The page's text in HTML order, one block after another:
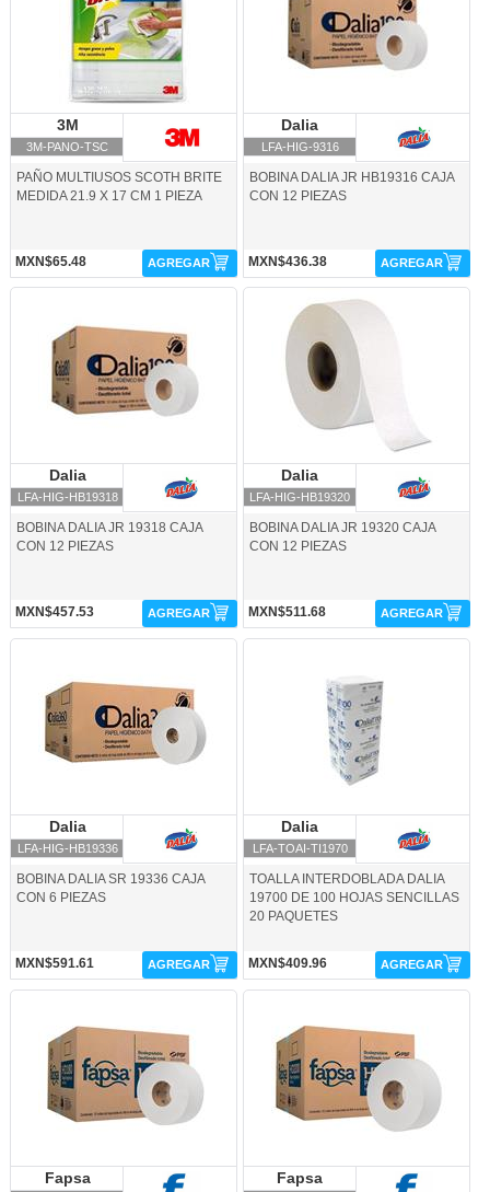
3M
3M-PANO-TSC
PAÑO MULTIUSOS SCOTH BRITE
MEDIDA 21.9 X 17 CM 1 PIEZA
MXN$65.48 AGREGAR
Dalia
LFA-HIG-9316
BOBINA DALIA JR HB19316 CAJA
CON 12 PIEZAS
MXN$436.38 AGREGAR
Dalia
LFA-HIG-HB19318
BOBINA DALIA JR 19318 CAJA
CON 12 PIEZAS
MXN$457.53 AGREGAR
LFA-HIG-HB19320-Dalia
Dalia
LFA-HIG-HB19320
BOBINA DALIA JR 19320 CAJA
CON 12 PIEZAS
MXN$511.68 AGREGAR
Dalia
LFA-HIG-HB19336
BOBINA DALIA SR 19336 CAJA
CON 6 PIEZAS
MXN$591.61 AGREGAR
Dalia
LFA-TOAI-TI1970
TOALLA INTERDOBLADA DALIA
19700 DE 100 HOJAS SENCILLAS
20 PAQUETES
MXN$409.96 AGREGAR
Fapsa Fapsa